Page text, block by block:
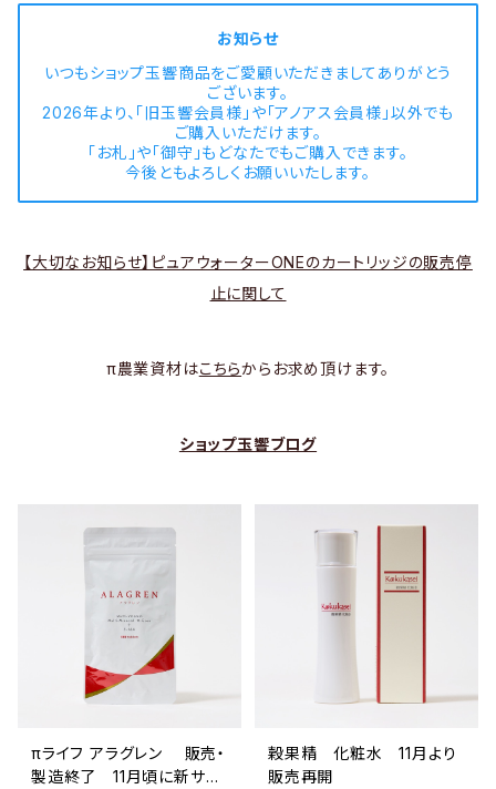
お知らせ
いつもショップ玉響商品をご愛顧いただきましてありがとう
ございます。
2026年より、「旧玉響会員様」や「アノアス会員様」以外でも
ご購入いただけます。
「お札」や「御守」もどなたでもご購入できます。
今後ともよろしくお願いいたします。
【大切なお知らせ】ピュアウォーターONEのカートリッジの販売停
止に関して
π農業資材はこちらからお求め頂けます。
ショップ玉響ブログ
πライフ アラグレン 販売・
製造終了 11月頃に新サプ
穀果精 化粧水 11月より
販売再開